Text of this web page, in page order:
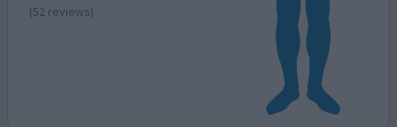
(52 reviews)